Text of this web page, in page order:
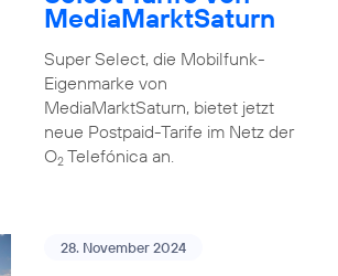
MediaMarktSaturn
Super Select, die Mobilfunk-
Eigenmarke von
MediaMarktSaturn, bietet jetzt
neue Postpaid-Tarife im Netz der
O2Telefónica an.
28. November 2024